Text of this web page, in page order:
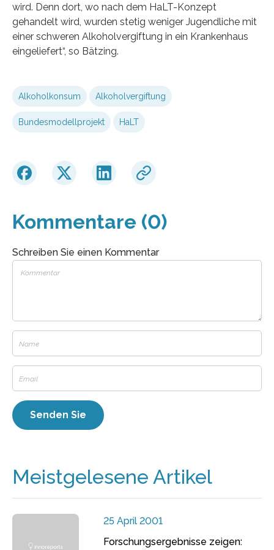
wird. Denn dort, wo nach dem HaLT-Konzept
gehandelt wird, wurden stetig weniger Jugendliche mit
einer schweren Alkoholvergiftung in ein Krankenhaus
eingeliefert“, so Bätzing.
Alkoholkonsum Alkoholvergiftung
Bundesmodellprojekt HaLT
Kommentare (0)
Schreiben Sie einen Kommentar
Meistgelesene Artikel
25 April 2001
Forschungsergebnisse zeigen: